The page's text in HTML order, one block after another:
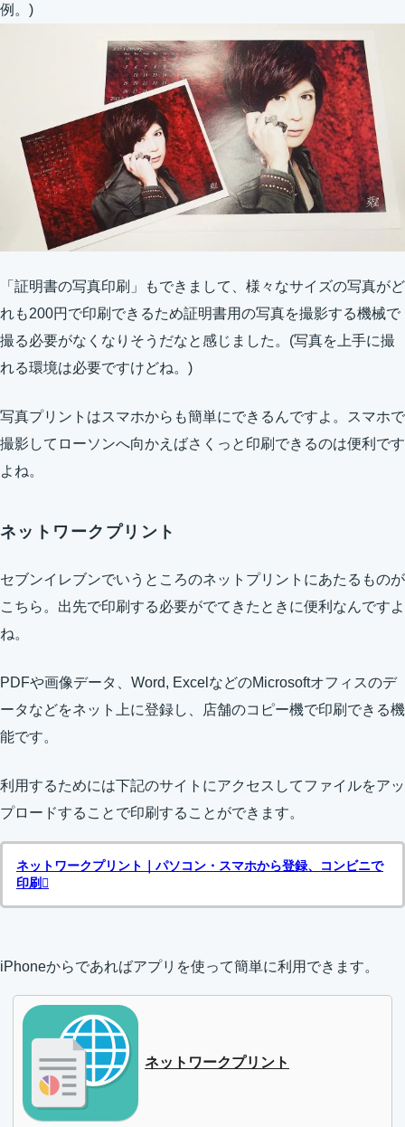
例。)
「証明書の写真印刷」もできまして、様々なサイズの写真がど
れも200円で印刷できるため証明書用の写真を撮影する機械で
撮る必要がなくなりそうだなと感じました。(写真を上手に撮
れる環境は必要ですけどね。)
写真プリントはスマホからも簡単にできるんですよ。スマホで
撮影してローソンへ向かえばさくっと印刷できるのは便利です
よね。
ネットワークプリント
セブンイレブンでいうところのネットプリントにあたるものが
こちら。出先で印刷する必要がでてきたときに便利なんですよ
ね。
PDFや画像データ、Word, ExcelなどのMicrosoftオフィスのデ
ータなどをネット上に登録し、店舗のコピー機で印刷できる機
能です。
利用するためには下記のサイトにアクセスしてファイルをアッ
プロードすることで印刷することができます。
ネットワークプリント｜パソコン・スマホから登録、コンビニで
印刷
iPhoneからであればアプリを使って簡単に利用できます。
ネットワークプリント